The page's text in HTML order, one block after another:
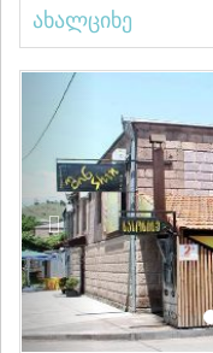
ახალციხე
Previous